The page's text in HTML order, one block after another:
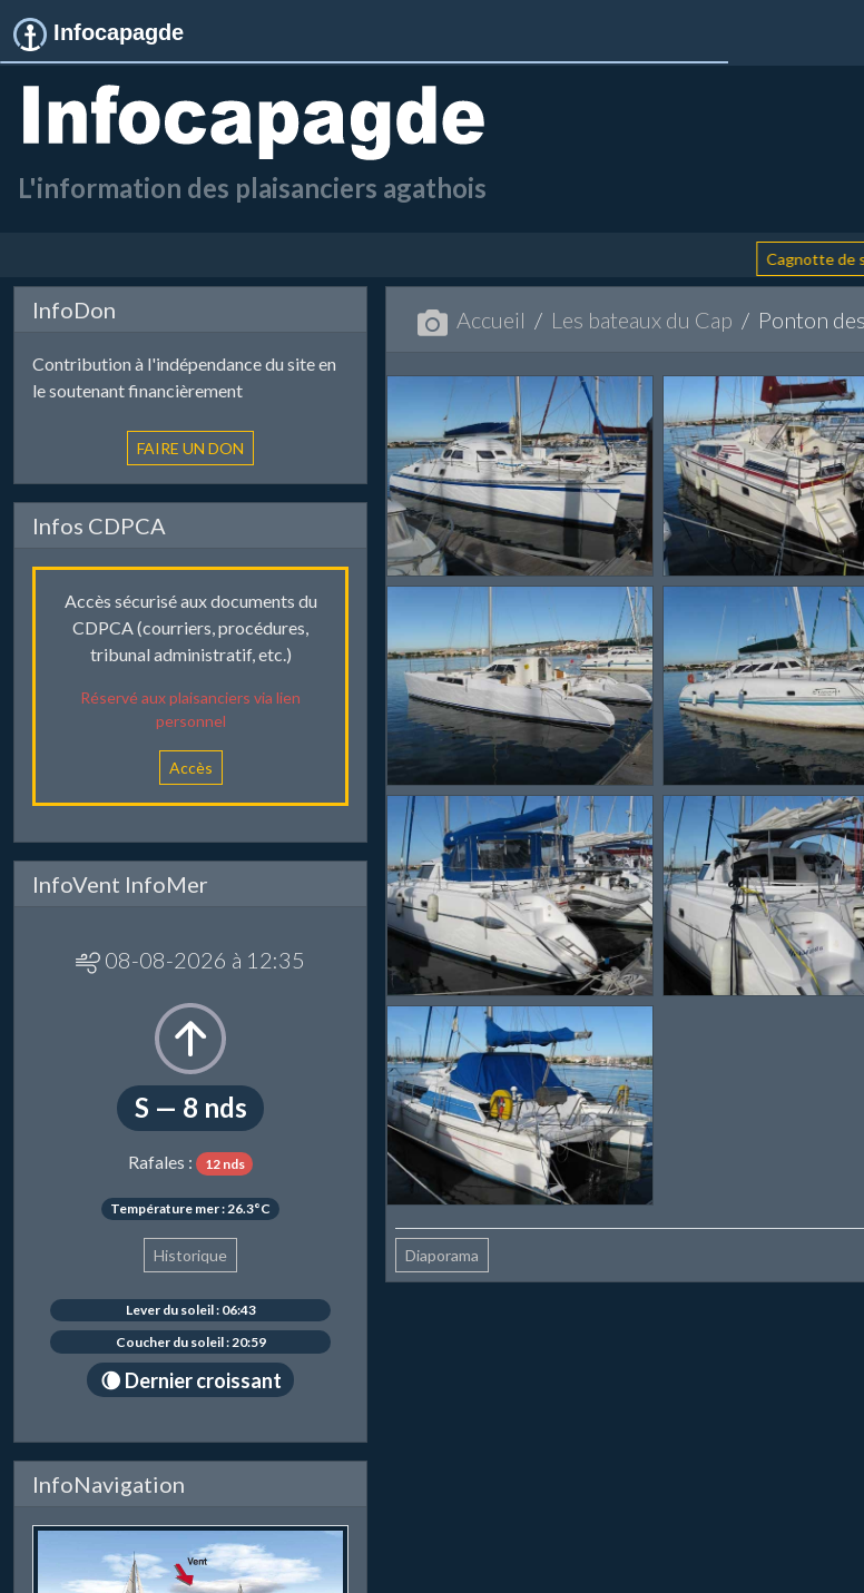
Infocapagde
L'information des plaisanciers agathois
Cagnotte de soutien :
InfoDon
Contribution à l'indépendance du site en
le soutenant financièrement
Infos CDPCA
Accès sécurisé aux documents du
CDPCA (courriers, procédures,
tribunal administratif, etc.)
Réservé aux plaisanciers via lien
personnel
Accès
InfoVent InfoMer
08-08-2026 à 12:35
S — 8 nds
Rafales : 12 nds
Température mer : 26.3°C
Historique
Lever du soleil : 06:43
Coucher du soleil : 20:59
🌘 Dernier croissant
InfoNavigation
Accueil Les bateaux du Cap Ponton
Diaporama